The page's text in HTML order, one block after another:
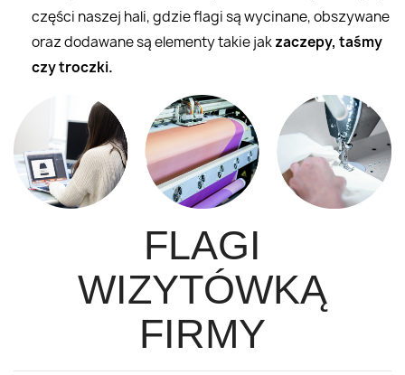
części naszej hali, gdzie flagi są wycinane, obszywane
oraz dodawane są elementy takie jakzaczepy, taśmy
czy troczki.
FLAGI
WIZYTÓWKĄ
FIRMY